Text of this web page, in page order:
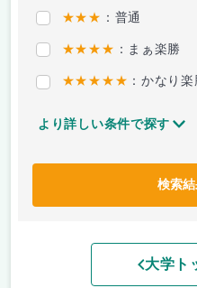
★★★ ：普通
★★★★ ：まぁ楽勝
★★★★★ ：かなり楽
より詳しい条件で探す
検索
大学ト